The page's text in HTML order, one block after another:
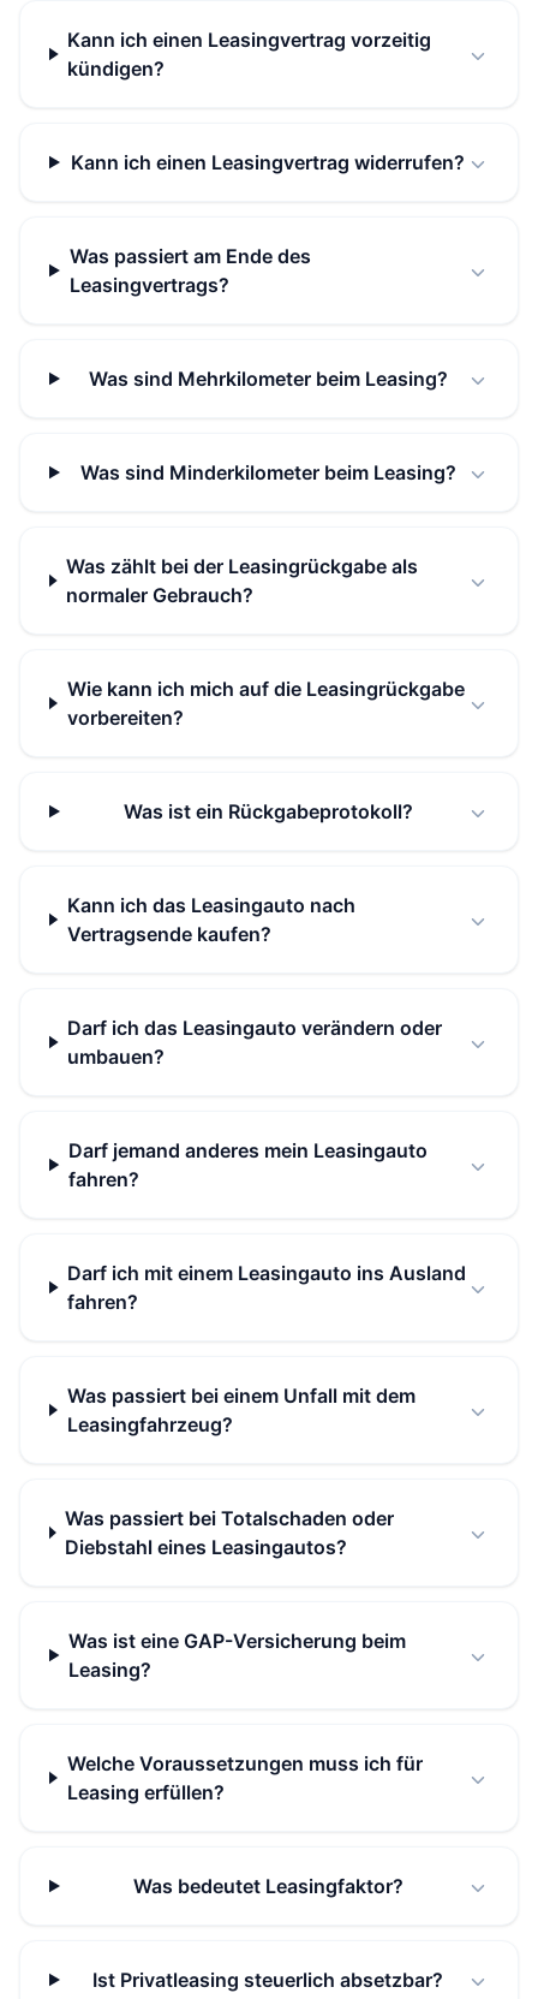
Kann ich einen Leasingvertrag vorzeitig
kündigen?
Kann ich einen Leasingvertrag widerrufen?
Was passiert am Ende des
Leasingvertrags?
Was sind Mehrkilometer beim Leasing?
Was sind Minderkilometer beim Leasing?
Was zählt bei der Leasingrückgabe als
normaler Gebrauch?
Wie kann ich mich auf die Leasingrückgabe
vorbereiten?
Was ist ein Rückgabeprotokoll?
Kann ich das Leasingauto nach
Vertragsende kaufen?
Darf ich das Leasingauto verändern oder
umbauen?
Darf jemand anderes mein Leasingauto
fahren?
Darf ich mit einem Leasingauto ins Ausland
fahren?
Was passiert bei einem Unfall mit dem
Leasingfahrzeug?
Was passiert bei Totalschaden oder
Diebstahl eines Leasingautos?
Was ist eine GAP-Versicherung beim
Leasing?
Welche Voraussetzungen muss ich für
Leasing erfüllen?
Was bedeutet Leasingfaktor?
Ist Privatleasing steuerlich absetzbar?